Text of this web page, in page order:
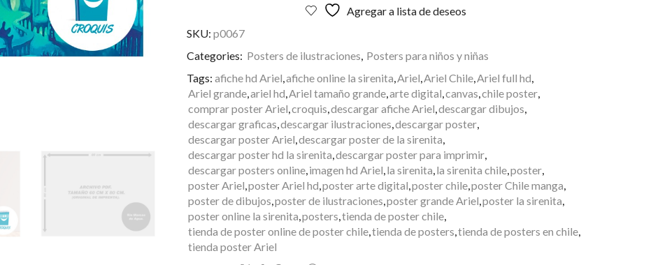
Agregar a lista de deseos
SKU: p0067
Categories: Posters de ilustraciones, Posters para niños y niñas
Tags: afiche hd Ariel,afiche online la sirenita,Ariel,Ariel Chile,Ariel full hd,
Ariel grande,ariel hd,Ariel tamaño grande,arte digital,canvas,chile poster,
comprar poster Ariel,croquis,descargar afiche Ariel,descargar dibujos,
descargar graficas,descargar ilustraciones,descargar poster,
descargar poster Ariel,descargar poster de la sirenita,
descargar poster hd la sirenita,descargar poster para imprimir,
descargar posters online,imagen hd Ariel,la sirenita,la sirenita chile,poster,
poster Ariel,poster Ariel hd,poster arte digital,poster chile,poster Chile manga,
poster de dibujos,poster de ilustraciones,poster grande Ariel,poster la sirenita,
poster online la sirenita,posters,tienda de poster chile,
tienda de poster online de poster chile,tienda de posters,tienda de posters en chile,
tienda poster Ariel